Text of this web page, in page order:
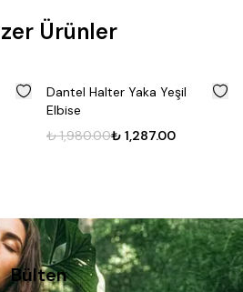
Ürünler
35
Fırsat
Ürünü
35
Dantel Halter Yaka Yeşil
Elbise
₺ 1,980.00₺ 1,287.00
Bülten